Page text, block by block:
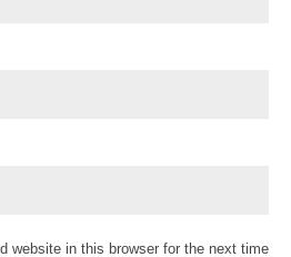
website in this browser for the next time